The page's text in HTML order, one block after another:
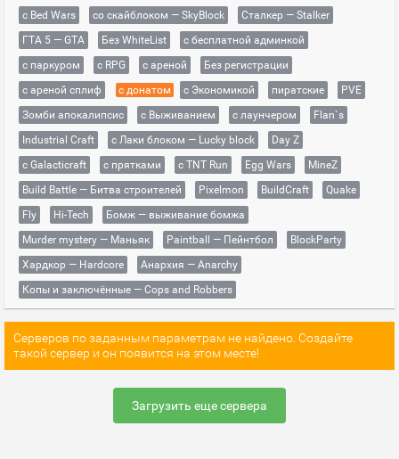
с Bed Wars
со скайблоком — SkyBlock
Сталкер — Stalker
ГТА 5 — GTA
Без WhiteList
с бесплатной админкой
с паркуром
с RPG с ареной
Без регистрации
с ареной сплиф
с донатом с Экономикой пиратские
PVE
Зомби апокалипсис
с Выживанием с лаунчером
Flan`s
Industrial Craft
с Лаки блоком — Lucky block
Day Z
с Galacticraft
с прятками с TNT Run Egg Wars
MineZ
Build Battle — Битва строителей
Pixelmon BuildCraft
Quake
Fly
Hi-Tech
Бомж — выживание бомжа
Murder mystery — Маньяк
Paintball — Пейнтбол
BlockParty
Хардкор — Hardcore
Анархия — Anarchy
Копы и заключённые — Cops and Robbers
Серверов по заданным параметрам не найдено. Создайте
такой сервер и он появится на этом месте!
Загрузить еще сервера